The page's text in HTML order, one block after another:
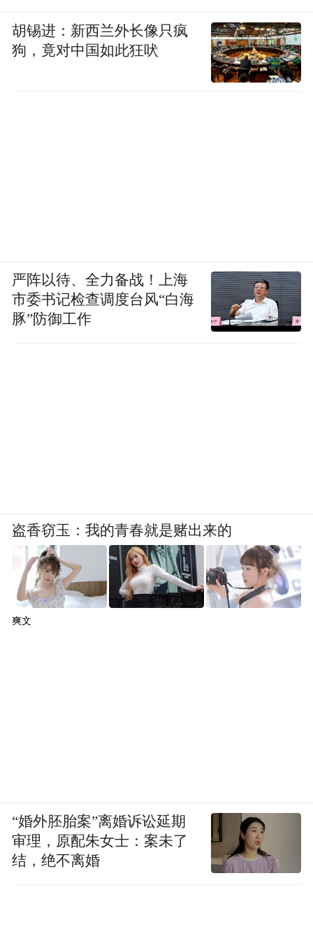
胡锡进：新西兰外长像只疯
狗，竟对中国如此狂吠
严阵以待、全力备战！上海
市委书记检查调度台风“白海
豚”防御工作
盗香窃玉：我的青春就是赌出来的
爽文
“婚外胚胎案”离婚诉讼延期
审理，原配朱女士：案未了
结，绝不离婚